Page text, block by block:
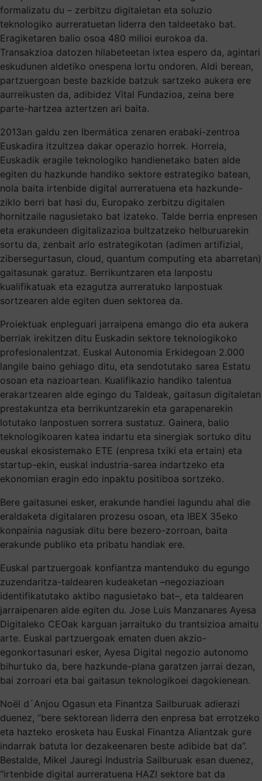
formalizatu du – zerbitzu digitaletan eta soluzio
teknologiko aurreratuetan liderra den taldeetako bat.
Eragiketaren balio osoa 480 milioi eurokoa da.
Transakzioa datozen hilabeteetan ixtea espero da, agintari
eskudunen aldetiko onespena lortu ondoren. Aldi berean,
partzuergoan beste bazkide batzuk sartzeko aukera ere
aurreikusten da, adibidez Vital Fundazioa, zeina bere
parte-hartzea aztertzen ari baita.
2013an galdu zen Ibermática zenaren erabaki-zentroa
Euskadira itzultzea dakar operazio horrek. Horrela,
Euskadik eragile teknologiko handienetako baten alde
egiten du hazkunde handiko sektore estrategiko batean,
nola baita irtenbide digital aurreratuena eta hazkunde-
ziklo berri bat hasi du, Europako zerbitzu digitalen
hornitzaile nagusietako bat izateko. Talde berria enpresen
eta erakundeen digitalizazioa bultzatzeko helburuarekin
sortu da, zenbait arlo estrategikotan (adimen artifizial,
zibersegurtasun, cloud, quantum computing eta abarretan)
gaitasunak garatuz. Berrikuntzaren eta lanpostu
kualifikatuak eta ezagutza aurreratuko lanpostuak
sortzearen alde egiten duen sektorea da.
Proiektuak enpleguari jarraipena emango dio eta aukera
berriak irekitzen ditu Euskadin sektore teknologikoko
profesionalentzat. Euskal Autonomia Erkidegoan 2.000
langile baino gehiago ditu, eta sendotutako sarea Estatu
osoan eta nazioartean. Kualifikazio handiko talentua
erakartzearen alde egingo du Taldeak, gaitasun digitaletan
prestakuntza eta berrikuntzarekin eta garapenarekin
lotutako lanpostuen sorrera sustatuz. Gainera, balio
teknologikoaren katea indartu eta sinergiak sortuko ditu
euskal ekosistemako ETE (enpresa txiki eta ertain) eta
startup-ekin, euskal industria-sarea indartzeko eta
ekonomian eragin edo inpaktu positiboa sortzeko.
Bere gaitasunei esker, erakunde handiei lagundu ahal die
eraldaketa digitalaren prozesu osoan, eta IBEX 35eko
konpainia nagusiak ditu bere bezero-zorroan, baita
erakunde publiko eta pribatu handiak ere.
Euskal partzuergoak konfiantza mantenduko du egungo
zuzendaritza-taldearen kudeaketan –negoziazioan
identifikatutako aktibo nagusietako bat–, eta taldearen
jarraipenaren alde egiten du. Jose Luis Manzanares Ayesa
Digitaleko CEOak karguan jarraituko du trantsizioa amaitu
arte. Euskal partzuergoak ematen duen akzio-
egonkortasunari esker, Ayesa Digital negozio autonomo
bihurtuko da, bere hazkunde-plana garatzen jarrai dezan,
bai zorroari eta bai gaitasun teknologikoei dagokienean.
Noël d´Anjou Ogasun eta Finantza Sailburuak adierazi
duenez, “bere sektorean liderra den enpresa bat errotzeko
eta hazteko erosketa hau Euskal Finantza Aliantzak gure
indarrak batuta lor dezakeenaren beste adibide bat da”.
Bestalde, Mikel Jauregi Industria Sailburuak esan duenez,
“irtenbide digital aurreratuena HAZI sektore bat da